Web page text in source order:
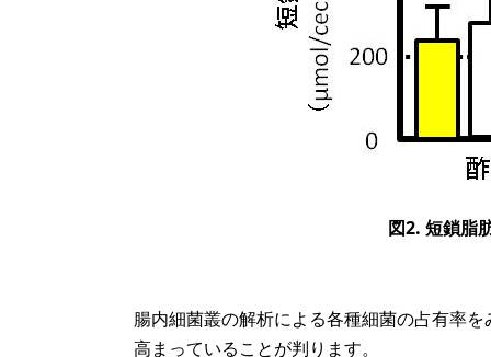
図2. 短鎖脂
腸内細菌叢の解析による各種細菌の占有率
高まっていることが判ります。